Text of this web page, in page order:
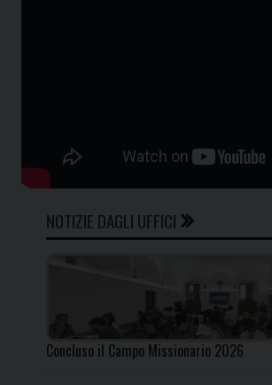
NOTIZIE DAGLI UFFICI
Concluso il Campo Missionario 2026